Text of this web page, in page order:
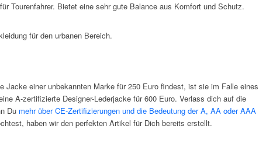
Tourenfahrer. Bietet eine sehr gute Balance aus Komfort und Schutz.
für den urbanen Bereich.
Jacke einer unbekannten Marke für 250 Euro findest, ist sie im Falle eines
A-zertifizierte Designer-Lederjacke für 600 Euro. Verlass dich auf die
Du mehr über CE-Zertifizierungen und die Bedeutung der A, AA oder AAA
haben wir den perfekten Artikel für Dich bereits erstellt.